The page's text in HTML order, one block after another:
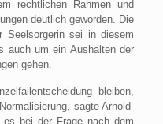
rechtlichen Rahmen und
deutlich geworden. Die
Seelsorgerin sei in diesem
auch um ein Aushalten der
gehen.
bleiben,
sagte Arnold-
bei der Frage nach dem